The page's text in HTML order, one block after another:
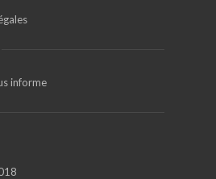
informe